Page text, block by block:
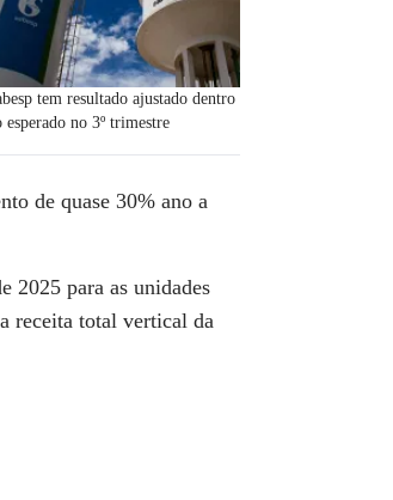
tem resultado ajustado dentro
esperado no 3º trimestre
de quase 30% ano a
2025 para as unidades
receita total vertical da